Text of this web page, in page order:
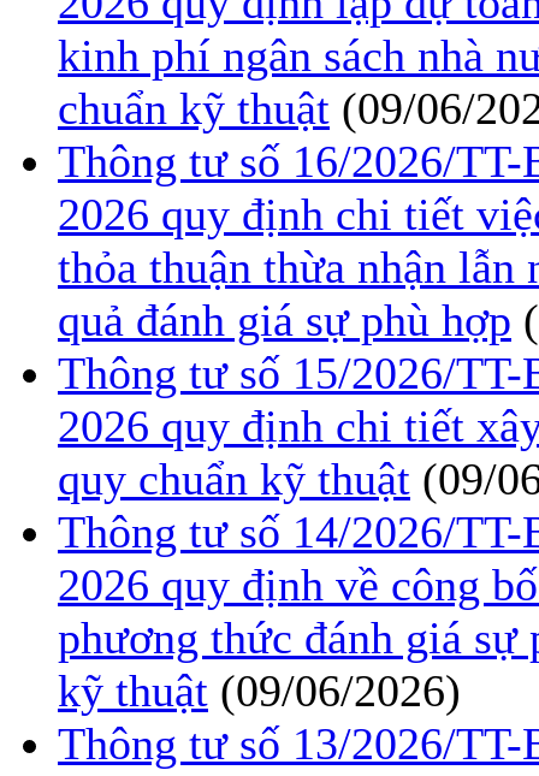
kinh phí ngân sách nhà
chuẩn kỹ thuật (09/06/
Thông tư số 16/2026/
2026 quy định chi tiết
thỏa thuận thừa nhận lẫn
quả đánh giá sự phù hợp
Thông tư số 15/2026/
2026 quy định chi tiết
quy chuẩn kỹ thuật (09/
Thông tư số 14/2026/
2026 quy định về công
phương thức đánh giá sự
kỹ thuật (09/06/2026)
Thông tư số 13/2026/